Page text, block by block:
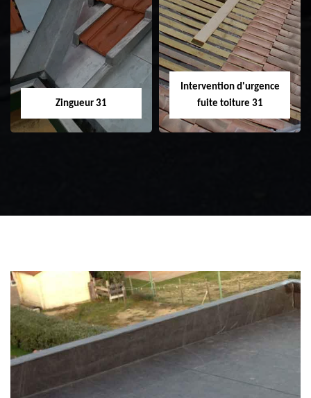
Etanchéité toiture
31
Réparation de
toiture 31
Zingueur 31
Intervention d'urgence
fuite toiture 31